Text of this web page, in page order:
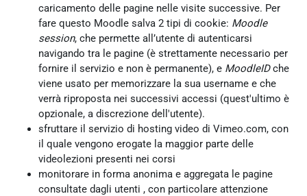
caricamento delle pagine nelle visite successive. Per
fare questo Moodle salva 2 tipi di cookie: Moodle
session, che permette all’utente di autenticarsi
navigando tra le pagine (è strettamente necessario per
fornire il servizio e non è permanente), e MoodleIDche
viene usato per memorizzare la sua username e che
verrà riproposta nei successivi accessi (quest'ultimo è
opzionale, a discrezione dell'utente).
sfruttare il servizio di hosting video di Vimeo.com, con
il quale vengono erogate la maggior parte delle
videolezioni presenti nei corsi
monitorare in forma anonima e aggregata le pagine
consultate dagli utenti , con particolare attenzione